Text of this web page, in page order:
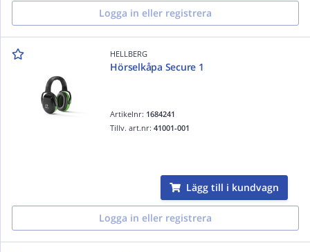
Logga in eller registrera
HELLBERG
Hörselkåpa Secure 1
Artikelnr: 1684241
Tillv. art.nr:41001-001
Lägg till i kundvagn
Logga in eller registrera